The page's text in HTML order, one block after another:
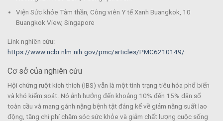
Viện Sức khỏe Tâm thần, Công viên Y tế Xanh Buangkok, 10
Buangkok View, Singapore
Link nghiên cứu:
https://www.ncbi.nlm.nih.gov/pmc/articles/PMC6210149/
Cơ sở của nghiên cứu
Hội chứng ruột kích thích (IBS) vẫn là một tình trạng tiêu hóa phổ biến
và khó kiểm soát. Nó ảnh hưởng đến khoảng 10% đến 15% dân số
toàn cầu và mang gánh nặng bệnh tật đáng kể về giảm năng suất lao
động, tăng chi phí chăm sóc sức khỏe và giảm chất lượng cuộc sống